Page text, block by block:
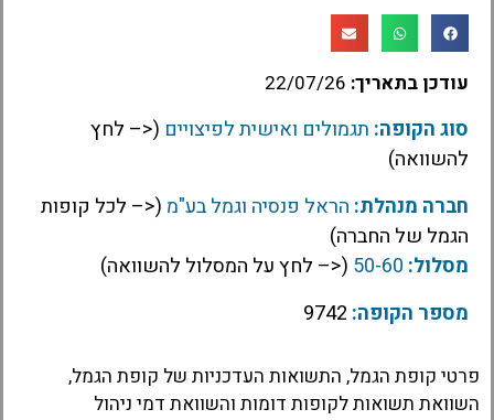
עודכן בתאריך: 22/07/26
סוג הקופה: תגמולים ואישית לפיצויים (<– לחץ
להשוואה)
חברה מנהלת: הראל פנסיה וגמל בע"מ (<– לכל קופות
הגמל של החברה)
מסלול: 50-60 (<– לחץ על המסלול להשוואה)
מספר הקופה:
פרטי קופת הגמל, התשואות העדכניות של קופת הגמל,
השוואת תשואות לקופות דומות והשוואת דמי ניהול